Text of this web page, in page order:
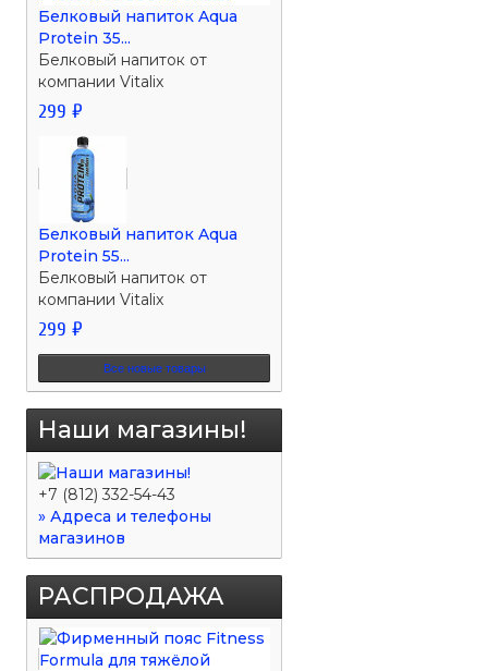
Белковый напиток Aqua
Protein 35...
Белковый напиток от
компании Vitalix
299 ₽
Белковый напиток Aqua
Protein 55...
Белковый напиток от
компании Vitalix
299 ₽
Все новые товары
Наши магазины!
+7 (812) 332-54-43
» Адреса и телефоны
магазинов
РАСПРОДАЖА